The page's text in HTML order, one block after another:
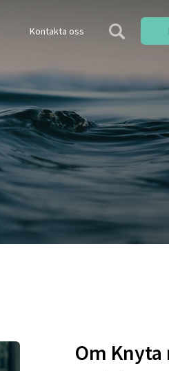
Kontakta oss
Om